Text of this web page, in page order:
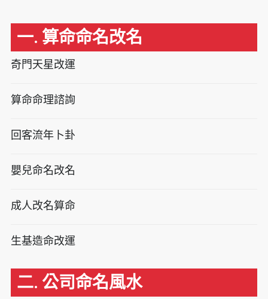
一. 算命命名改名
奇門天星改運
算命命理諮詢
回客流年卜卦
嬰兒命名改名
成人改名算命
生基造命改運
二. 公司命名風水